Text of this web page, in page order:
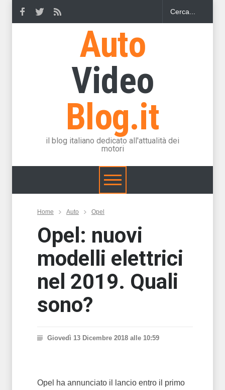
Auto
Video
Blog.it
il blog italiano dedicato all'attualità dei
motori
Home Auto Opel
Opel: nuovi
modelli elettrici
nel 2019. Quali
sono?
Giovedì 13 Dicembre 2018 alle 10:59
Opel ha annunciato il lancio entro il primo